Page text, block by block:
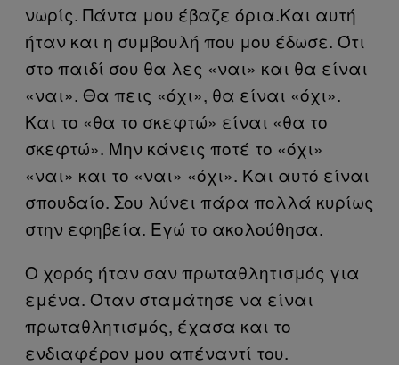
νωρίς. Πάντα μου έβαζε όρια.Και αυτή
ήταν και η συμβουλή που μου έδωσε. Ότι
στο παιδί σου θα λες «ναι» και θα είναι
«ναι». Θα πεις «όχι», θα είναι «όχι».
Και το «θα το σκεφτώ» είναι «θα το
σκεφτώ». Μην κάνεις ποτέ το «όχι»
«ναι» και το «ναι» «όχι». Και αυτό είναι
σπουδαίο. Σου λύνει πάρα πολλά κυρίως
στην εφηβεία. Εγώ το ακολούθησα.
Ο χορός ήταν σαν πρωταθλητισμός για
εμένα. Όταν σταμάτησε να είναι
πρωταθλητισμός, έχασα και το
ενδιαφέρον μου απέναντί του.